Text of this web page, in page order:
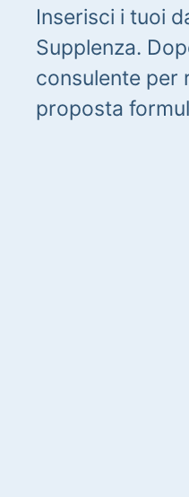
Inserisci i tuoi
Supplenza.
consulente per
proposta